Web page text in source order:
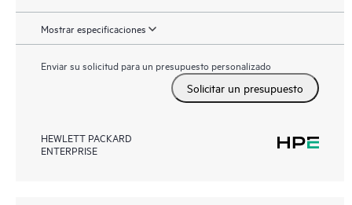
Mostrar especificaciones
Enviar su solicitud para un presupuesto personalizado
Solicitar un presupuesto
HEWLETT PACKARD
ENTERPRISE